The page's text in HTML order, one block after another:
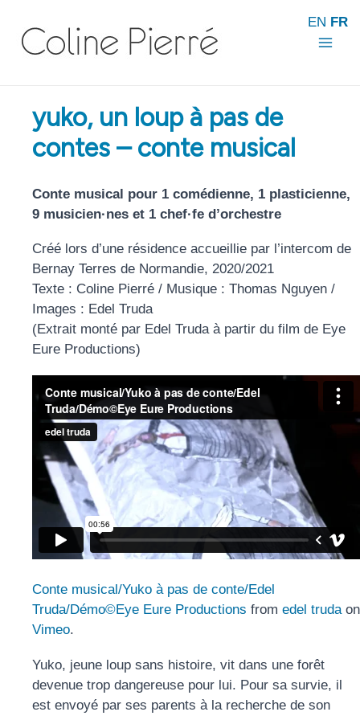
contenu
yuko, un loup à pas de
contes – conte musical
Conte musical pour 1 comédienne, 1 plasticienne,
9 musicien·nes et 1 chef·fe d’orchestre
Créé lors d’une résidence accueillie par l’intercom de
Bernay Terres de Normandie, 2020/2021
Texte : Coline Pierré / Musique : Thomas Nguyen /
Images : Edel Truda
(Extrait monté par Edel Truda à partir du film de Eye
Eure Productions)
Conte musical/Yuko à pas de conte/Edel
Truda/Démo©Eye Eure Productions from edel trudaon
Vimeo.
Yuko, jeune loup sans histoire, vit dans une forêt
devenue trop dangereuse pour lui. Pour sa survie, il
est envoyé par ses parents à la recherche de son
EN FR